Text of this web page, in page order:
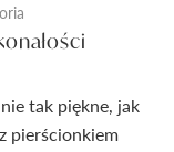
tak piękne, jak
pierścionkiem